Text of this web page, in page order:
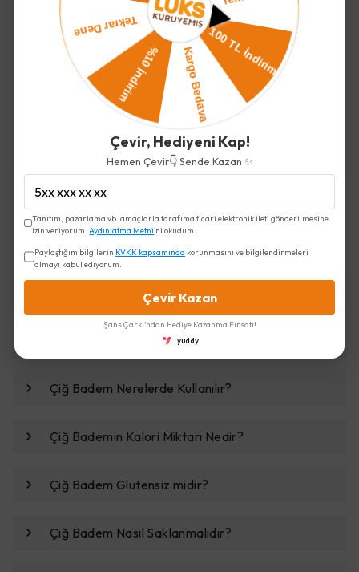
sepetinize eklenecektir!
Toplam Fiyat
375.00 TL
Birlikte Sepete Ekle (1)
Duble Antep Fıstığı SSS
Soruları
Çiğ Badem Nedir?
Çiğ Bademin Sağlık Faydaları Nelerdir?
Çiğ Badem Nerelerde Kullanılır?
Çiğ Bademin Kalori Miktarı Nedir?
Çiğ Badem Glutensiz midir?
Çiğ Badem Nasıl Saklanmalıdır?
Çevir, Hediyeni Kap!
Hemen Çevir👇 Sende Kazan ✨
Tanıtım, pazarlama vb. amaçlarla tarafıma ticari elektronik ileti gönderilmesine
izin veriyorum.Aydınlatma Metni'ni okudum.
Paylaştığım bilgilerin KVKK kapsamında korunmasını ve bilgilendirmeleri
almayı kabul ediyorum.
Çevir Kazan
Şans Çarkı'ndan Hediye Kazanma Fırsatı!
yuddy